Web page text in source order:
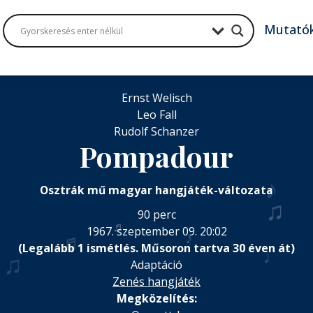
♬ ♩
♪
Ernst Welisch
Leo Fall
Rudolf Schanzer
Pompadour
Osztrák mű magyar hangjáték-változata
90 perc
1967. szeptember 09. 20:02
(Legalább 1 ismétlés. Műsoron tartva 30 éven át)
Adaptáció
Zenés hangjáték
Megközelítés: